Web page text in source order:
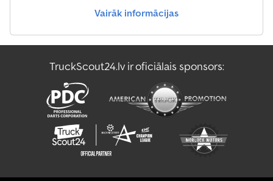
Vairāk informācijas
TruckScout24.lv ir oficiālais sponsors: